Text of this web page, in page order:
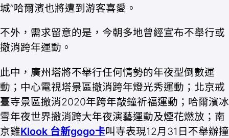
城”哈爾濱也將遭到游客喜愛。
不外，需求留意的是，今朝多地曾經宣布不舉行或
撤消跨年運動。
此中，廣州塔將不舉行任何情勢的年夜型倒數運
動；中心電視塔景區撤消跨年燈光秀運動；北京戒
臺寺景區撤消2020年跨年敲鐘祈福運動；哈爾濱冰
雪年夜世界撤消跨大年夜演藝運動及煙花燃放；南
京雞Klook 台新gogo卡叫寺表現12月31日不舉辦撞